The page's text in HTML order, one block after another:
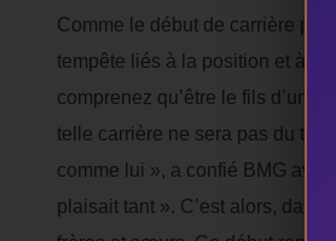
Comme le début de carrière
tempête liés à la position et à la
comprenez qu’être le fils d’un
telle carrière ne sera pas du tout
comme lui », a confié BMG
plaisait tant ». C’est alors,